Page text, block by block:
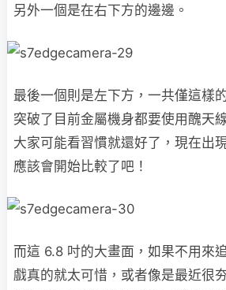
另外一個是在右下方的邊邊。
最後一個則是左下方，一共僅這樣
突破了目前金屬機身都要使用醜天
大家可能看習慣就還好了，現在出
應該會開始比較了吧！
而這 6.8 吋的大畫面，如果不用來
戲真的就太可惜，或者像是最近很